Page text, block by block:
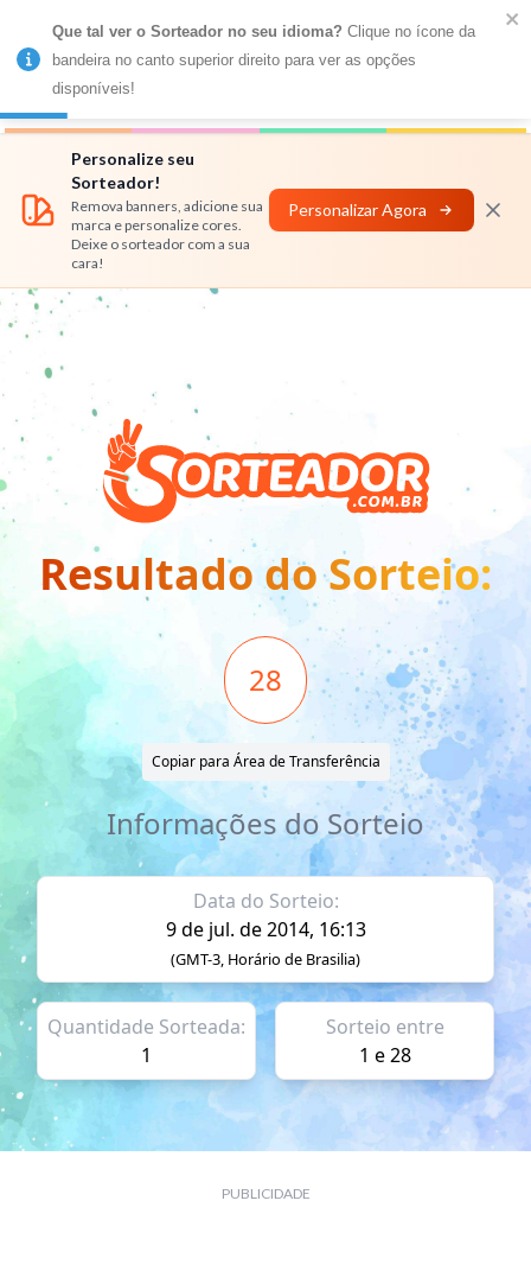
MENU
Números
Personalize seu
Sorteador!
Remova banners, adicione sua
marca e personalize cores.
Deixe o sorteador com a sua
cara!
Personalizar Agora
Resultado do Sorteio:
28
Copiar para Área de Transferência
Informações do Sorteio
Data do Sorteio:
9 de jul. de 2014, 16:13
(GMT-3, Horário de Brasilia)
Quantidade Sorteada:
1
Sorteio entre
1 e 28
PUBLICIDADE
Que tal ver o Sorteador no seu idioma? Clique no ícone da
bandeira no canto superior direito para ver as opções
disponíveis!